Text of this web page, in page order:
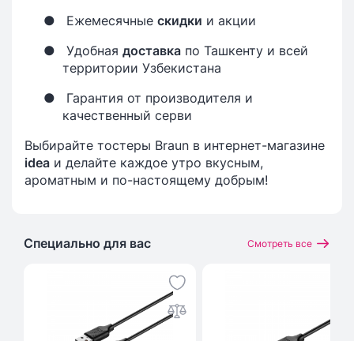
●
Ежемесячные скидки и акции
●
Удобная доставка по Ташкенту и всей
территории Узбекистана
●
Гарантия от производителя и
качественный серви
Выбирайте тостеры Braun в интернет-магазине
idea и делайте каждое утро вкусным,
ароматным и по-настоящему добрым!
Специально для вас Смотреть все